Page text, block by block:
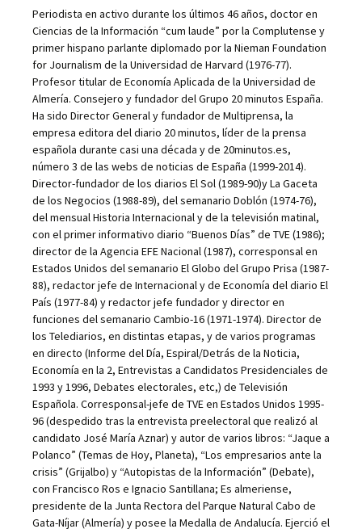
Periodista en activo durante los últimos 46 años, doctor en
Ciencias de la Información “cum laude” por la Complutense y
primer hispano parlante diplomado por la Nieman Foundation
for Journalism de la Universidad de Harvard (1976-77).
Profesor titular de Economía Aplicada de la Universidad de
Almería. Consejero y fundador del Grupo 20 minutos España.
Ha sido Director General y fundador de Multiprensa, la
empresa editora del diario 20 minutos, líder de la prensa
española durante casi una década y de 20minutos.es,
número 3 de las webs de noticias de España (1999-2014).
Director-fundador de los diarios El Sol (1989-90)y La Gaceta
de los Negocios (1988-89), del semanario Doblón (1974-76),
del mensual Historia Internacional y de la televisión matinal,
con el primer informativo diario “Buenos Días” de TVE (1986);
director de la Agencia EFE Nacional (1987), corresponsal en
Estados Unidos del semanario El Globo del Grupo Prisa (1987-
88), redactor jefe de Internacional y de Economía del diario El
País (1977-84) y redactor jefe fundador y director en
funciones del semanario Cambio-16 (1971-1974). Director de
los Telediarios, en distintas etapas, y de varios programas
en directo (Informe del Día, Espiral/Detrás de la Noticia,
Economía en la 2, Entrevistas a Candidatos Presidenciales de
1993 y 1996, Debates electorales, etc,) de Televisión
Española. Corresponsal-jefe de TVE en Estados Unidos 1995-
96 (despedido tras la entrevista preelectoral que realizó al
candidato José María Aznar) y autor de varios libros: “Jaque a
Polanco” (Temas de Hoy, Planeta), “Los empresarios ante la
crisis” (Grijalbo) y “Autopistas de la Información” (Debate),
con Francisco Ros e Ignacio Santillana; Es almeriense,
presidente de la Junta Rectora del Parque Natural Cabo de
Gata-Níjar (Almería) y posee la Medalla de Andalucía. Ejerció el